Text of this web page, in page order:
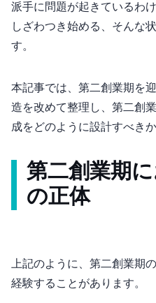
派手に問題が起きているわ
しざわつき始める、そんな
す。
本記事では、”第二創業期”を
造”を改めて整理し、第二創
成をどのように設計すべき
第二創業期
の正体
上記のように、第二創業期
経験することがあります。